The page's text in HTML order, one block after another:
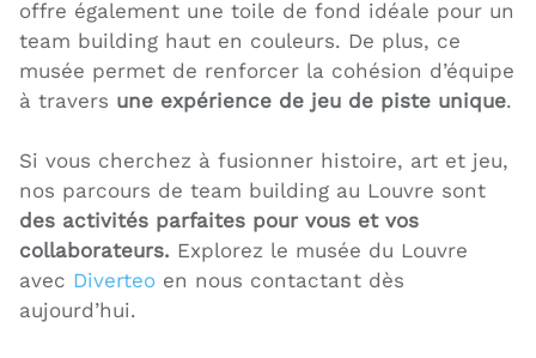
offre également une toile de fond idéale pour un
team building haut en couleurs. De plus, ce
musée permet de renforcer la cohésion d’équipe
à travers une expérience de jeu de piste unique.
Si vous cherchez à fusionner histoire, art et jeu,
nos parcours de team building au Louvre sont
des activités parfaites pour vous et vos
collaborateurs. Explorez le musée du Louvre
avec Diverteo en nous contactant dès
aujourd’hui.